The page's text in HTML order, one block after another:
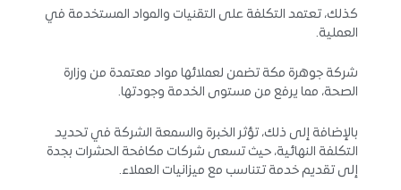
كذلك، تعتمد التكلفة على التقنيات والمواد المستخدمة في
العملية.
شركة جوهرة مكة تضمن لعملائها مواد معتمدة من وزارة
الصحة، مما يرفع من مستوى الخدمة وجودتها.
بالإضافة إلى ذلك، تؤثر الخبرة والسمعة الشركة في تحديد
التكلفة النهائية، حيث تسعى شركات مكافحة الحشرات بجدة
إلى تقديم خدمة تتناسب مع ميزانيات العملاء.